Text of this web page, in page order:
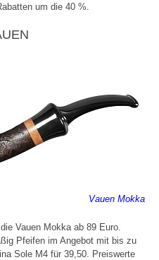
um die 40 %.
Vauen Mokka
Vauen Mokka ab 89 Euro.
Pfeifen im Angebot mit bis zu
Sole M4 für 39,50. Preiswerte